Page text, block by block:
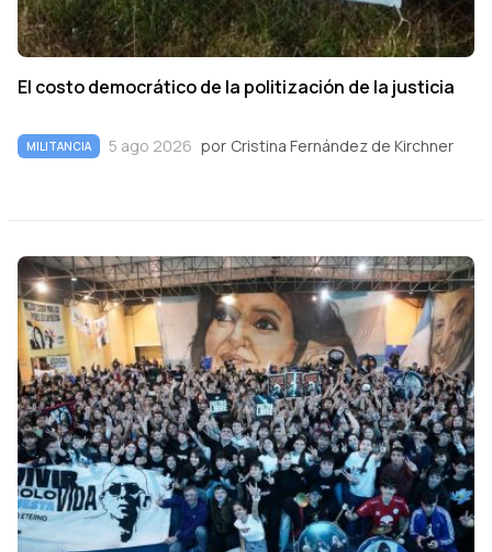
El costo democrático de la politización de la justicia
MILITANCIA 5 ago 2026 por Cristina Fernández de Kirchner